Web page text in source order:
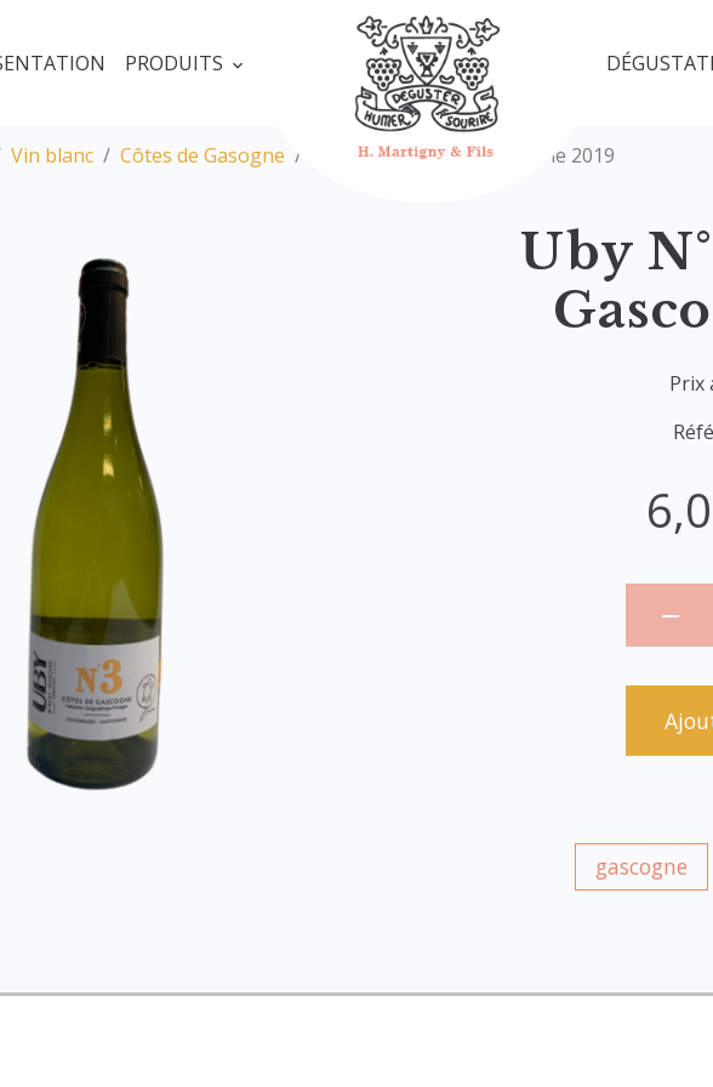
PRODUITS
Vin blanc Côtes de Gasogne Uby N°3 Côtes de Gascogne 2019
Uby
Prix
gascogne